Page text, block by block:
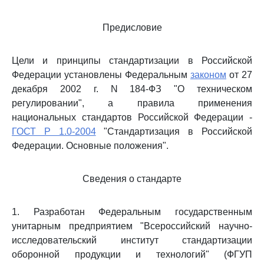
Предисловие
Цели и принципы стандартизации в Российской
Федерации установлены Федеральным законом от 27
декабря 2002 г. N 184-ФЗ "О техническом
регулировании", а правила применения
национальных стандартов Российской Федерации -
ГОСТ Р 1.0-2004"Стандартизация в Российской
Федерации. Основные положения".
Сведения о стандарте
1. Разработан Федеральным государственным
унитарным предприятием "Всероссийский научно-
исследовательский институт стандартизации
оборонной продукции и технологий" (ФГУП